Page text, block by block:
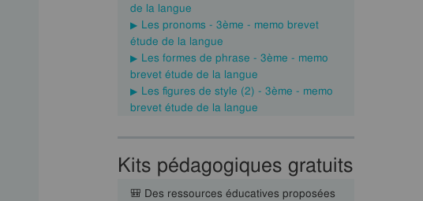
de la langue
Les pronoms - 3ème - memo brevet
étude de la langue
Les formes de phrase - 3ème - memo
brevet étude de la langue
Les figures de style (2) - 3ème - memo
brevet étude de la langue
Kits pédagogiques gratuits
🎒 Des ressources éducatives proposées